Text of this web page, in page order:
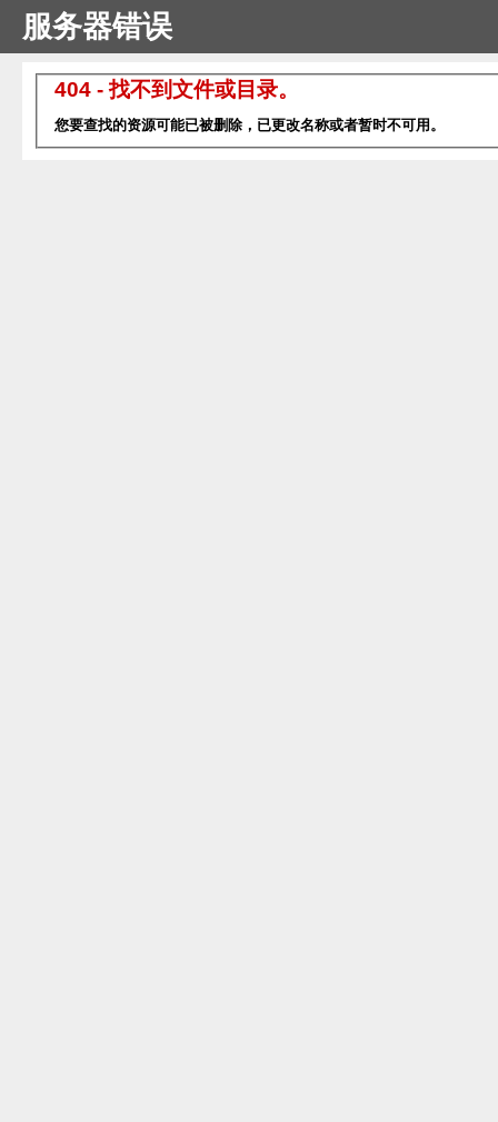
服务器错误
404 - 找不到文件或目录。
您要查找的资源可能已被删除，已更改名称或者暂时不可用。